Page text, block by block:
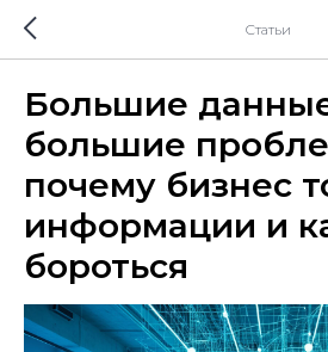
Статьи
Большие
большие
почему бизнес
информации и
бороться